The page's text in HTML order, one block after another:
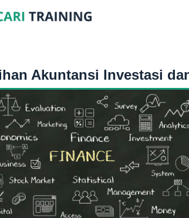
Akuntansi Investasi